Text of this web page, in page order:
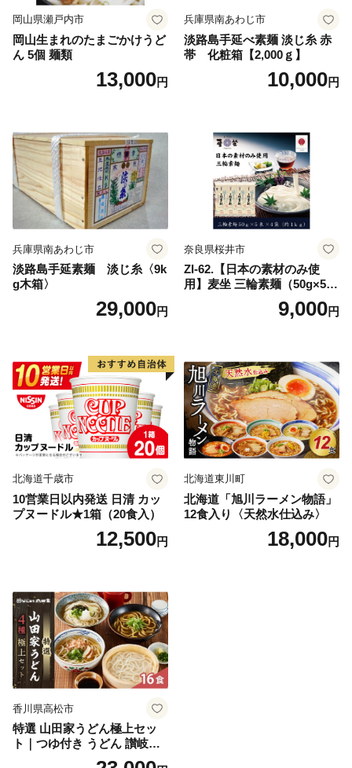
岡山県瀬戸内市
岡山生まれのたまごかけうど
ん 5個 麺類
13,000円
兵庫県南あわじ市
淡路島手延べ素麺 淡じ糸 赤
帯 化粧箱【2,000ｇ】
10,000円
兵庫県南あわじ市
淡路島手延素麺 淡じ糸〈9k
g木箱〉
29,000円
奈良県桜井市
ZI-62.【日本の素材のみ使
用】麦坐 三輪素麺（50g×5束
9,000円
北海道千歳市
10営業日以内発送 日清 カッ
プヌードル★1箱（20食入）
12,500円
北海道東川町
北海道「旭川ラーメン物語」
12食入り〈天然水仕込み〉
18,000円
香川県高松市
特選 山田家うどん極上セッ
ト｜つゆ付き うどん 讃岐う
どん さぬきうどん 生麵 うど